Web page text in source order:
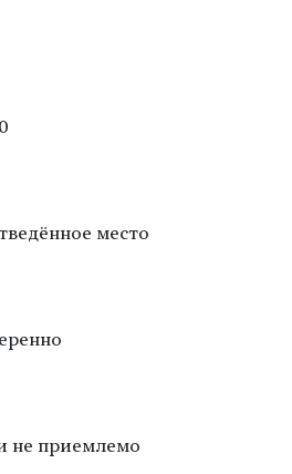
место
не приемлемо